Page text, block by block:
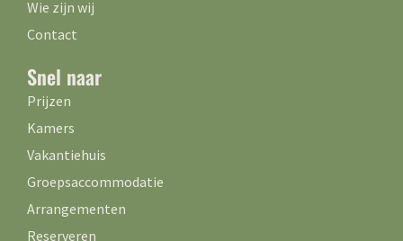
Wie zijn wij
Contact
Snel naar
Prijzen
Kamers
Vakantiehuis
Groepsaccommodatie
Arrangementen
Reserveren